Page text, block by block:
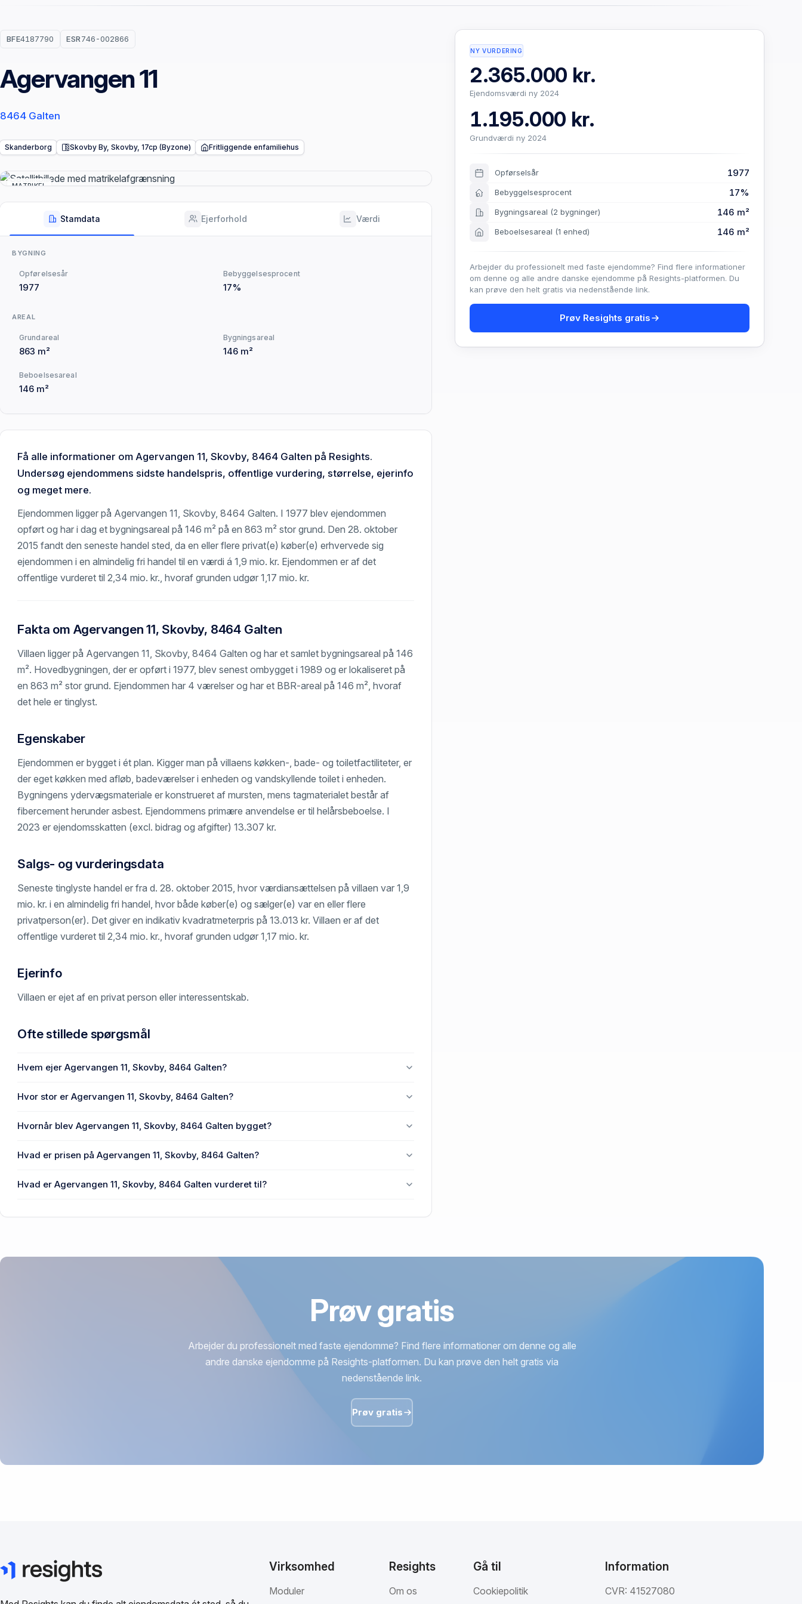
BFE4187790 ESR746-002866
Agervangen 11
8464 Galten
Skanderborg Skovby By, Skovby, 17cp (Byzone) Fritliggende enfamiliehus
MATRIKEL
Stamdata Ejerforhold Værdi
BYGNING
Opførelsesår
1977
Bebyggelsesprocent
17%
AREAL
Grundareal
863 m²
Bygningsareal
146 m²
Beboelsesareal
146 m²
Få alle informationer om Agervangen 11, Skovby, 8464 Galten på Resights.
Undersøg ejendommens sidste handelspris, offentlige vurdering, størrelse, ejerinfo
og meget mere.
Ejendommen ligger på Agervangen 11, Skovby, 8464 Galten. I 1977 blev ejendommen
opført og har i dag et bygningsareal på 146 m² på en 863 m² stor grund. Den 28. oktober
2015 fandt den seneste handel sted, da en eller flere privat(e) køber(e) erhvervede sig
ejendommen i en almindelig fri handel til en værdi á 1,9 mio. kr. Ejendommen er af det
offentlige vurderet til 2,34 mio. kr., hvoraf grunden udgør 1,17 mio. kr.
Fakta om Agervangen 11, Skovby, 8464 Galten
Villaen ligger på Agervangen 11, Skovby, 8464 Galten og har et samlet bygningsareal på 146
m². Hovedbygningen, der er opført i 1977, blev senest ombygget i 1989 og er lokaliseret på
en 863 m² stor grund. Ejendommen har 4 værelser og har et BBR-areal på 146 m², hvoraf
det hele er tinglyst.
Egenskaber
Ejendommen er bygget i ét plan. Kigger man på villaens køkken-, bade- og toiletfactiliteter, er
der eget køkken med afløb, badeværelser i enheden og vandskyllende toilet i enheden.
Bygningens ydervægsmateriale er konstrueret af mursten, mens tagmaterialet består af
fibercement herunder asbest. Ejendommens primære anvendelse er til helårsbeboelse. I
2023 er ejendomsskatten (excl. bidrag og afgifter) 13.307 kr.
Salgs- og vurderingsdata
Seneste tinglyste handel er fra d. 28. oktober 2015, hvor værdiansættelsen på villaen var 1,9
mio. kr. i en almindelig fri handel, hvor både køber(e) og sælger(e) var en eller flere
privatperson(er). Det giver en indikativ kvadratmeterpris på 13.013 kr. Villaen er af det
offentlige vurderet til 2,34 mio. kr., hvoraf grunden udgør 1,17 mio. kr.
Ejerinfo
Villaen er ejet af en privat person eller interessentskab.
Ofte stillede spørgsmål
Hvem ejer Agervangen 11, Skovby, 8464 Galten?
Hvor stor er Agervangen 11, Skovby, 8464 Galten?
Hvornår blev Agervangen 11, Skovby, 8464 Galten bygget?
Hvad er prisen på Agervangen 11, Skovby, 8464 Galten?
Hvad er Agervangen 11, Skovby, 8464 Galten vurderet til?
NY VURDERING
2.365.000 kr.
Ejendomsværdi ny 2024
1.195.000 kr.
Grundværdi ny 2024
Opførselsår 1977
Bebyggelsesprocent 17%
Bygningsareal (2 bygninger) 146 m²
Beboelsesareal (1 enhed) 146 m²
Arbejder du professionelt med faste ejendomme? Find flere informationer
om denne og alle andre danske ejendomme på Resights-platformen. Du
kan prøve den helt gratis via nedenstående link.
Prøv Resights gratis
Prøv gratis
Arbejder du professionelt med faste ejendomme? Find flere informationer om denne og alle
andre danske ejendomme på Resights-platformen. Du kan prøve den helt gratis via
nedenstående link.
Prøv gratis
Virksomhed
Moduler
Resights
Om os
Gå til
Cookiepolitik
Information
CVR: 41527080